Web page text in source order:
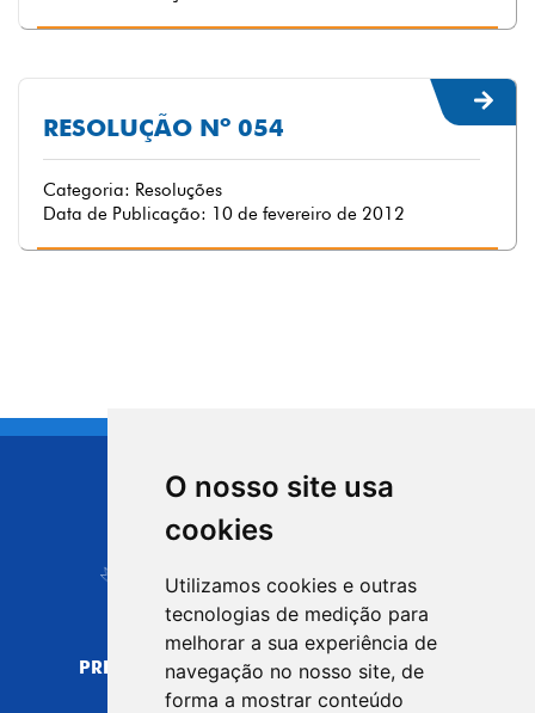
O nosso site usa
cookies
Utilizamos cookies e outras
tecnologias de medição para
melhorar a sua experiência de
navegação no nosso site, de
forma a mostrar conteúdo
RESOLUÇÃO Nº 054
Categoria: Resoluções
Data de Publicação: 10 de fevereiro de 2012
CIDADE DE
Carapicuíba
PREFEITURA MUNICIPAL DE CARAPICUÍBA
CNPJ: 44.892.693/0001-40